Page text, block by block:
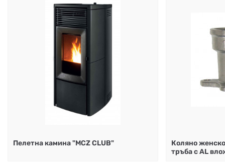
Пелетна камина "MCZ CLUB"
Коляно
тръба с АL